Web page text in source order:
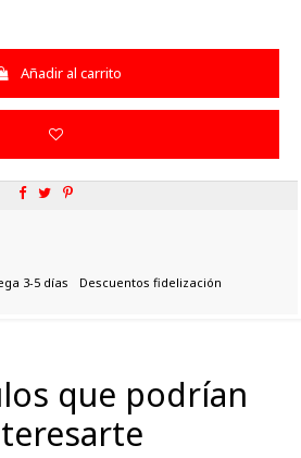
Añadir al carrito
3-5 días Descuentos fidelización
que podrían